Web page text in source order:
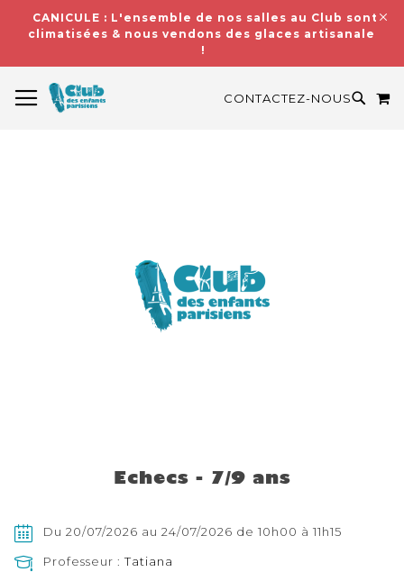
CANICULE : L'ensemble de nos salles au Club sont
climatisées & nous vendons des glaces artisanales
!
CONTACTEZ-NOUS
images
gallery
Echecs - 7/9 ans
Du 20/07/2026 au 24/07/2026 de 10h00 à 11h15
Professeur :Tatiana